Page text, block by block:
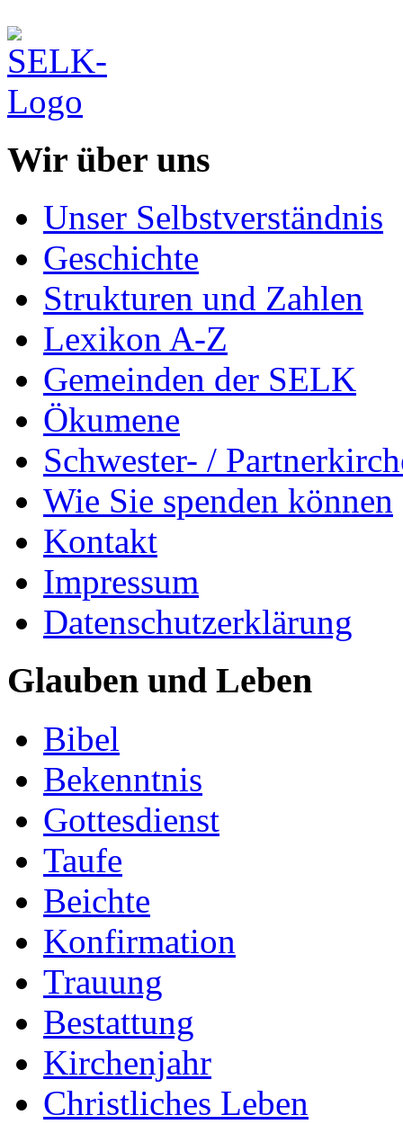
Wir über uns
Unser Selbstverständnis
Geschichte
Strukturen und Zahlen
Lexikon A-Z
Gemeinden der SELK
Ökumene
Schwester- /
Wie Sie spenden können
Kontakt
Impressum
Datenschutzerklärung
Glauben und Leben
Bibel
Bekenntnis
Gottesdienst
Taufe
Beichte
Konfirmation
Trauung
Bestattung
Kirchenjahr
Christliches Leben